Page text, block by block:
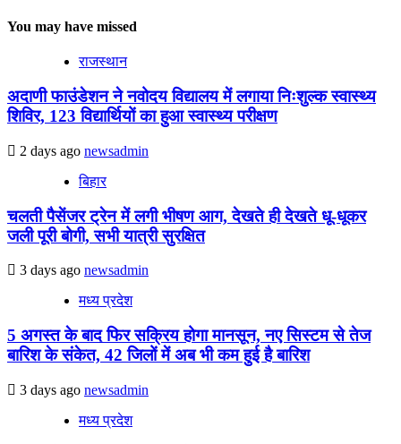
You may have missed
राजस्थान
अदाणी फाउंडेशन ने नवोदय विद्यालय में लगाया निःशुल्क स्वास्थ्य
शिविर, 123 विद्यार्थियों का हुआ स्वास्थ्य परीक्षण
2 days ago newsadmin
बिहार
चलती पैसेंजर ट्रेन में लगी भीषण आग, देखते ही देखते धू-धूकर
जली पूरी बोगी, सभी यात्री सुरक्षित
3 days ago newsadmin
मध्य प्रदेश
5 अगस्त के बाद फिर सक्रिय होगा मानसून, नए सिस्टम से तेज
बारिश के संकेत, 42 जिलों में अब भी कम हुई है बारिश
3 days ago newsadmin
मध्य प्रदेश